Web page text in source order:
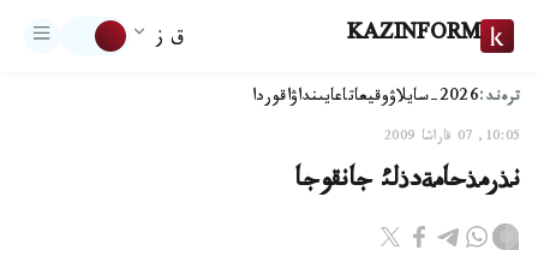
KAZINFORM ق ز
ترەند:2026-سايلاۋ وقيعاتاعايىنداۋاقوردا
10:05, 07 قاراشا 2009
نذرمذحامةدذلئ جانقوجا